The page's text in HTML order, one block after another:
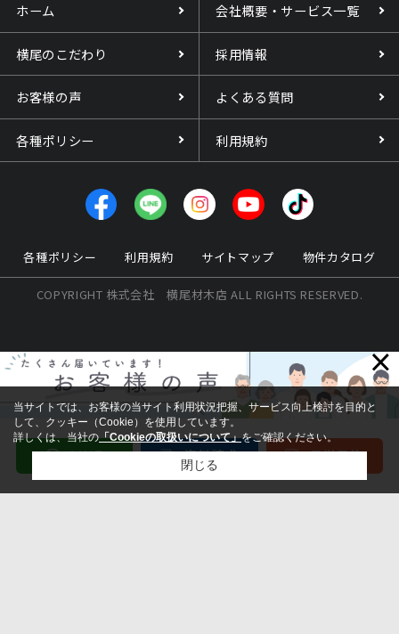
ホーム 会社概要・サービス一覧
横尾のこだわり 採用情報
お客様の声 よくある質問
各種ポリシー 利用規約
各種ポリシー 利用規約 サイトマップ 物件カタログ
COPYRIGHT 株式会社 横尾材木店 ALL RIGHTS RESERVED.
×
当サイトでは、お客様の当サイト利用状況把握、サービス向上検討を目的と
して、クッキー（Cookie）を使用しています。
詳しくは、当社の「Cookieの取扱いについて」をご確認ください。
閉じる